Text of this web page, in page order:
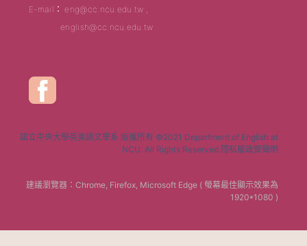
E-mail： eng@cc.ncu.edu.tw ,
english@cc.ncu.edu.tw
國立中央大學英美語文學系 版權所有 ©2021 Department of English at
NCU. All Rights Reserved.隱私權政策聲明
建議瀏覽器：Chrome, Firefox, Microsoft Edge ( 螢幕最佳顯示效果為
1920*1080 )